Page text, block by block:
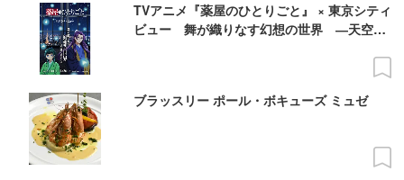
TVアニメ『薬屋のひとりごと』 × 東京シティ
ビュー 舞が織りなす幻想の世界 ―天空に
ブラッスリー ポール・ボキューズ ミュゼ